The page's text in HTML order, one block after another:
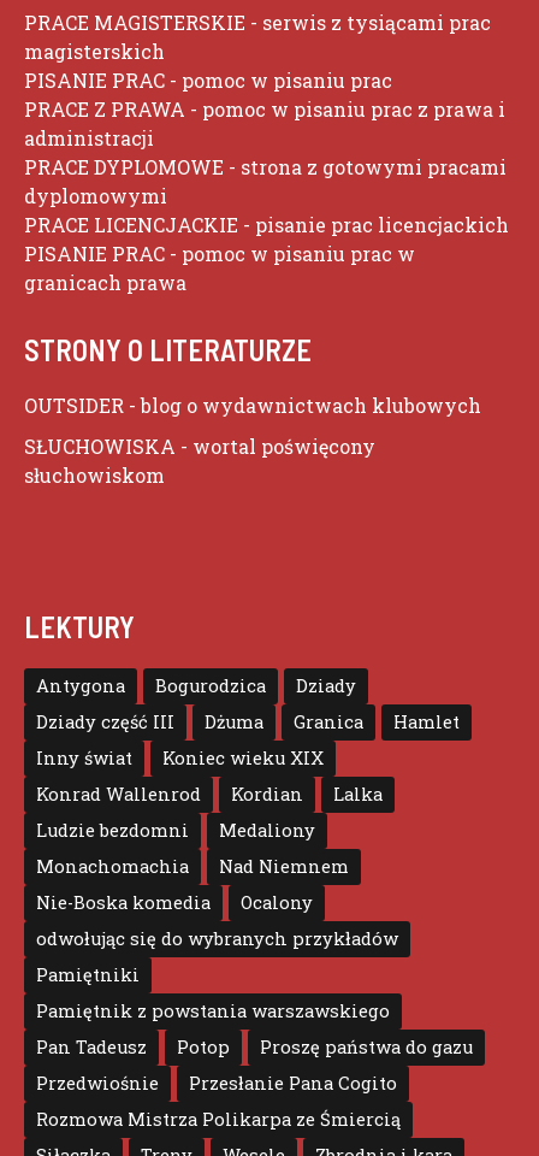
PRACE MAGISTERSKIE - serwis z tysiącami prac
magisterskich
PISANIE PRAC - pomoc w pisaniu prac
PRACE Z PRAWA - pomoc w pisaniu prac z prawa i
administracji
PRACE DYPLOMOWE - strona z gotowymi pracami
dyplomowymi
PRACE LICENCJACKIE - pisanie prac licencjackich
PISANIE PRAC - pomoc w pisaniu prac w
granicach prawa
STRONY O LITERATURZE
OUTSIDER - blog o wydawnictwach klubowych
SŁUCHOWISKA - wortal poświęcony
słuchowiskom
LEKTURY
Antygona Bogurodzica
Dziady
Dziady część III
Dżuma Granica
Hamlet
Inny świat
Koniec wieku XIX
Konrad Wallenrod
Kordian
Lalka
Ludzie bezdomni
Medaliony
Monachomachia
Nad Niemnem
Nie-Boska komedia
Ocalony
odwołując się do wybranych przykładów
Pamiętniki
Pamiętnik z powstania warszawskiego
Pan Tadeusz
Potop
Proszę państwa do gazu
Przedwiośnie
Przesłanie Pana Cogito
Rozmowa Mistrza Polikarpa ze Śmiercią